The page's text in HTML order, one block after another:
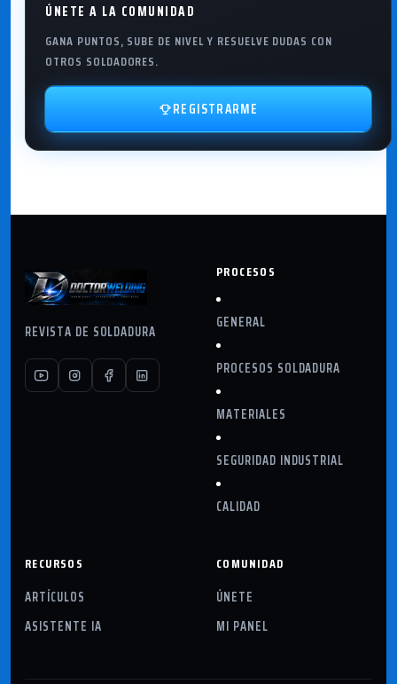
ÚNETE A LA COMUNIDAD
GANA PUNTOS, SUBE DE NIVEL Y RESUELVE DUDAS CON
OTROS SOLDADORES.
REGISTRARME
REVISTA DE SOLDADURA
PROCESOS
GENERAL
PROCESOS SOLDADURA
MATERIALES
SEGURIDAD INDUSTRIAL
CALIDAD
RECURSOS
ARTÍCULOS
ASISTENTE IA
COMUNIDAD
ÚNETE
MI PANEL